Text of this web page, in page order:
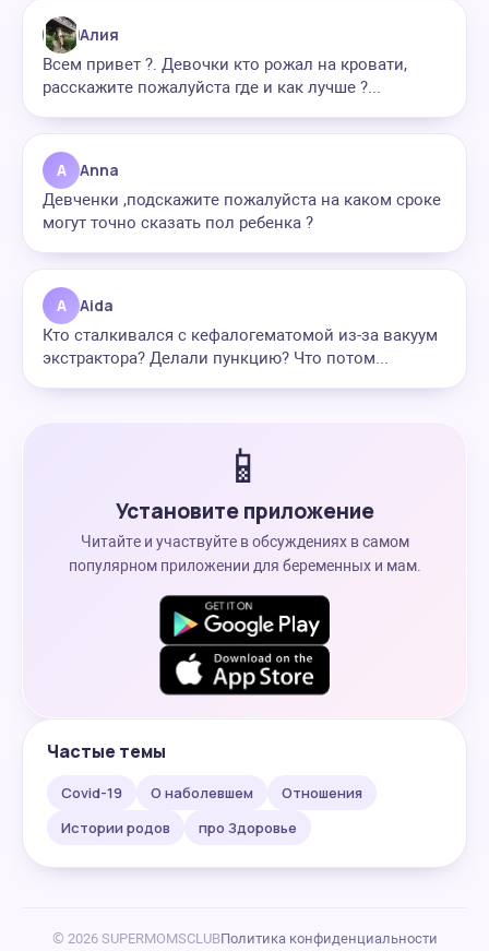
Алия
Всем привет ?. Девочки кто рожал на кровати,
расскажите пожалуйста где и как лучше ?...
A Anna
Девченки ,подскажите пожалуйста на каком сроке
могут точно сказать пол ребенка ?
A Aida
Кто сталкивался с кефалогематомой из-за вакуум
экстрактора? Делали пункцию? Что потом...
📱
Установите приложение
Читайте и участвуйте в обсуждениях в самом
популярном приложении для беременных и мам.
Частые темы
Covid-19 О наболевшем
Отношения
Истории родов
про Здоровье
© 2026 SUPERMOMSCLUBПолитика конфиденциальности